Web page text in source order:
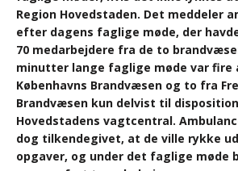
Region Hovedstaden. Det meddeler
efter dagens faglige møde, der
70 medarbejdere fra de to
minutter lange faglige møde var fire
Københavns Brandvæsen og to fra
Brandvæsen kun delvist til
Hovedstadens vagtcentral.
dog tilkendegivet, at de ville rykke
opgaver, og under det faglige møde